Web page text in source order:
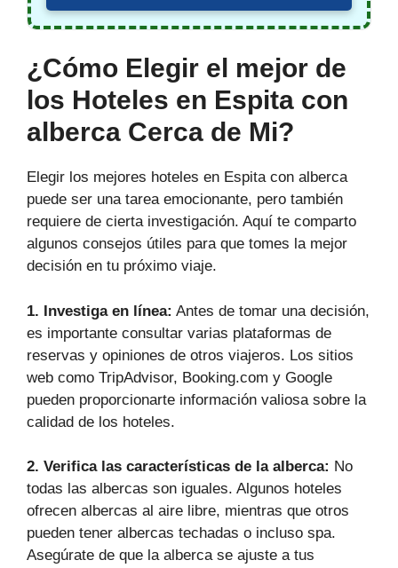
¿Cómo Elegir el mejor de
los Hoteles en Espita con
alberca Cerca de Mi?
Elegir los mejores hoteles en Espita con alberca
puede ser una tarea emocionante, pero también
requiere de cierta investigación. Aquí te comparto
algunos consejos útiles para que tomes la mejor
decisión en tu próximo viaje.
1. Investiga en línea: Antes de tomar una decisión,
es importante consultar varias plataformas de
reservas y opiniones de otros viajeros. Los sitios
web como TripAdvisor, Booking.com y Google
pueden proporcionarte información valiosa sobre la
calidad de los hoteles.
2. Verifica las características de la alberca: No
todas las albercas son iguales. Algunos hoteles
ofrecen albercas al aire libre, mientras que otros
pueden tener albercas techadas o incluso spa.
Asegúrate de que la alberca se ajuste a tus